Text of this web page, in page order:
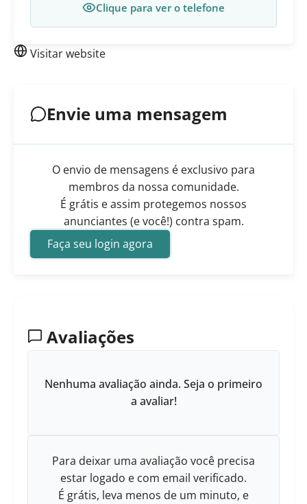
Clique para ver o telefone
Visitar website
Envie uma mensagem
O envio de mensagens é exclusivo para
membros da nossa comunidade.
É grátis e assim protegemos nossos
anunciantes (e você!) contra spam.
Faça seu login agora
Avaliações
Nenhuma avaliação ainda. Seja o primeiro
a avaliar!
Para deixar uma avaliação você precisa
estar logado e com email verificado.
É grátis, leva menos de um minuto, e